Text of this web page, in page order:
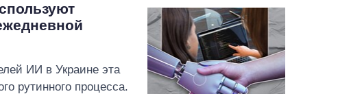
ИИ в Украине эта
рутинного процесса.